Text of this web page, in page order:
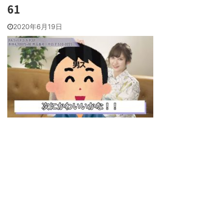
61
2020年6月19日